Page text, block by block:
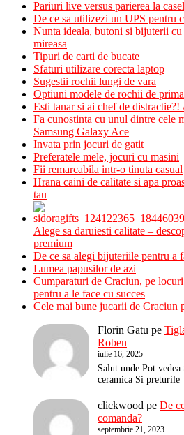
Pariuri live versus parierea la
De ce sa utilizezi un UPS pentru
Nunta ideala, butoni si bijuterii
mireasa
Tipuri de carti de bucate
Sfaturi utilizare corecta laptop
Sugestii rochii lungi de vara
Optiuni modele de rochii de
Esti tanar si ai chef de
Fa cunostinta cu unul dintre cele
Samsung Galaxy Ace
Invata prin jocuri de gatit
Preferatele mele, jocuri cu masini
Fii remarcabila intr-o tinuta casual
Hrana caini de calitate si apa
tau
Alege sa daruiesti calitate –
premium
De ce sa alegi bijuteriile pentru a
Lumea papusilor de azi
Cumparaturi de Craciun, pe
pentru a le face cu succes
Cele mai bune jucarii de Craciun
Florin Gatu pe
Roben
iulie 16, 2025
Salut unde Pot
ceramica Si preturile
clickwood pe De
comanda?
septembrie 21, 2023